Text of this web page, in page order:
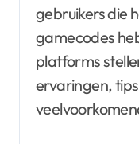
gebruikers die
gamecodes
platforms
ervaringen,